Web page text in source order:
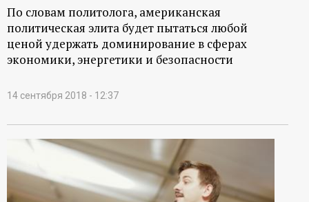
По словам политолога, американская
политическая элита будет пытаться любой
ценой удержать доминирование в сферах
экономики, энергетики и безопасности
14 сентября 2018 - 12:37